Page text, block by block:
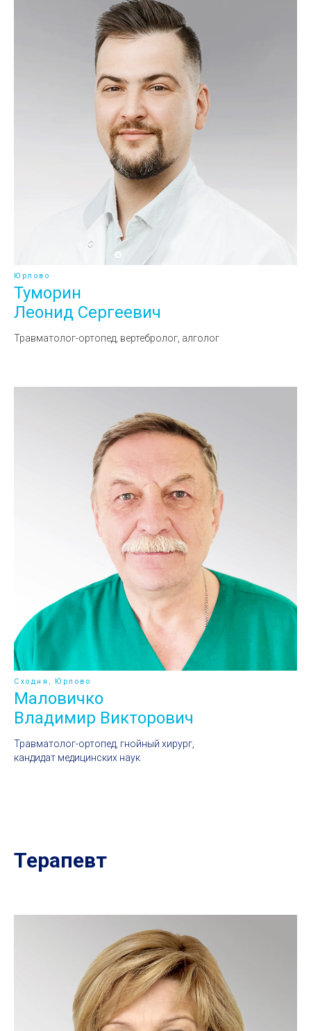
Юрлово
Туморин
Леонид Сергеевич
Травматолог-ортопед, вертебролог, алголог
Сходня, Юрлово
Маловичко
Владимир Викторович
Травматолог-ортопед, гнойный хирург,
кандидат медицинских наук
Терапевт